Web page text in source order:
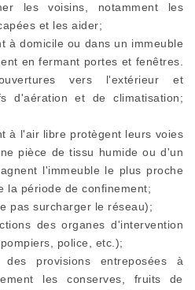
les voisins, notamment les
et les aider;
à domicile ou dans un immeuble
en fermant portes et fenêtres.
vers l'extérieur et
d'aération et de climatisation;
à l'air libre protègent leurs voies
pièce de tissu humide ou d'un
l'immeuble le plus proche
la période de confinement;
pas surcharger le réseau);
des organes d'intervention
police, etc.);
provisions entreposées à
les conserves, fruits de